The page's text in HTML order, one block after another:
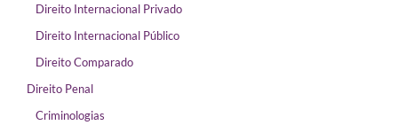
Direito Internacional Privado
Direito Internacional Público
Direito Comparado
Direito Penal
Criminologias